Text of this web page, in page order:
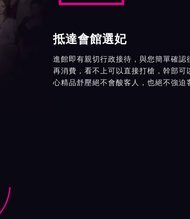
抵達會館選妃
進館即有親切行政接待，與您簡單確
再消費，看不上可以直接打槍，幹部
心精品舒壓絕不會酸客人，也絕不強迫